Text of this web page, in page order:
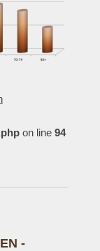
on line 94
-